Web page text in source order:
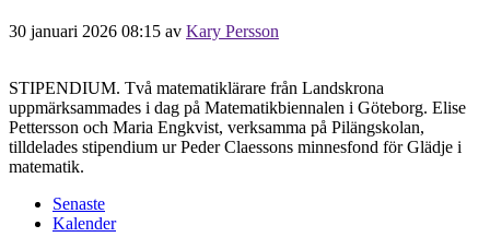
30 januari 2026 08:15 av Kary Persson
STIPENDIUM. Två matematiklärare från Landskrona
uppmärksammades i dag på Matematikbiennalen i Göteborg. Elise
Pettersson och Maria Engkvist, verksamma på Pilängskolan,
tilldelades stipendium ur Peder Claessons minnesfond för Glädje i
matematik.
Senaste
Kalender